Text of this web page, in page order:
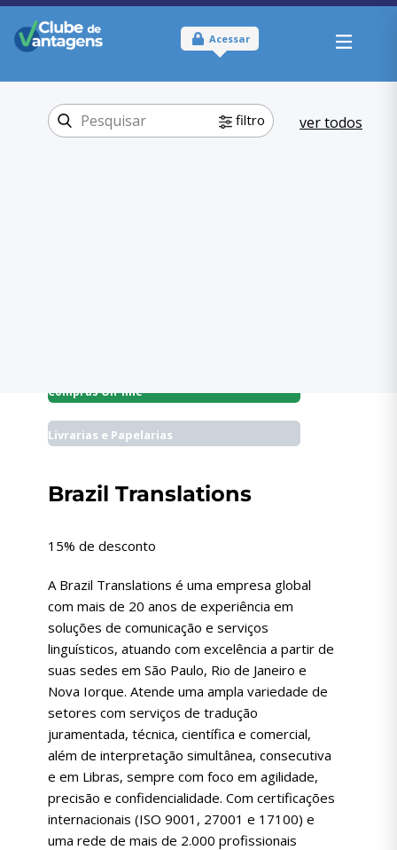
Acessar
filtro ver todos
Compras On-line
Livrarias e Papelarias
Brazil Translations
15% de desconto
A Brazil Translations é uma empresa global
com mais de 20 anos de experiência em
soluções de comunicação e serviços
linguísticos, atuando com excelência a partir de
suas sedes em São Paulo, Rio de Janeiro e
Nova Iorque. Atende uma ampla variedade de
setores com serviços de tradução
juramentada, técnica, científica e comercial,
além de interpretação simultânea, consecutiva
e em Libras, sempre com foco em agilidade,
precisão e confidencialidade. Com certificações
internacionais (ISO 9001, 27001 e 17100) e
uma rede de mais de 2.000 profissionais